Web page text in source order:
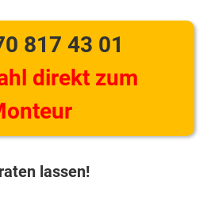
817 43 01
direkt zum
lassen!